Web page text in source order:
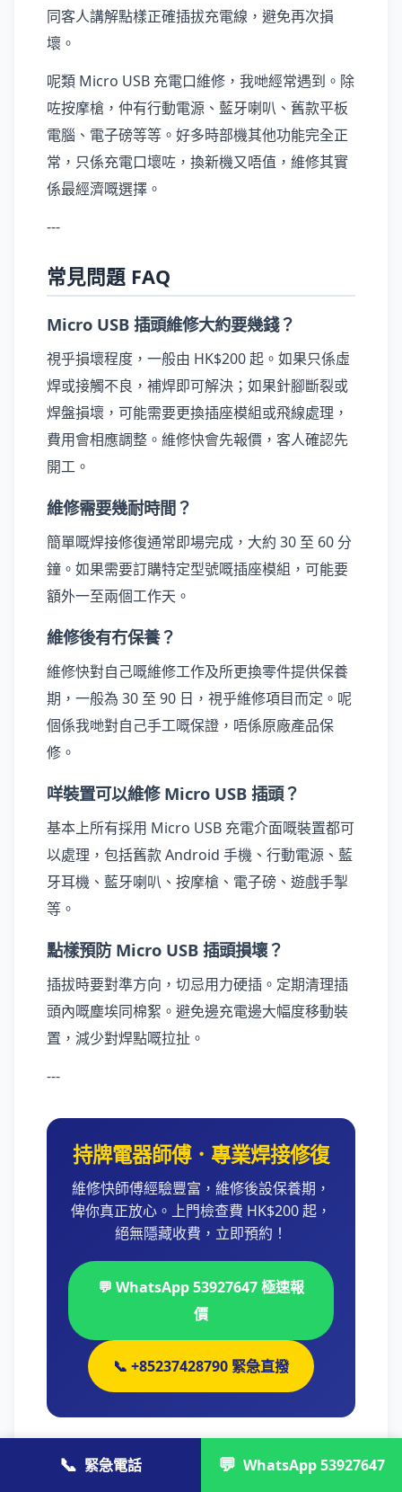
同客人講解點樣正確插拔充電線，避免再次損
壞。
呢類 Micro USB 充電口維修，我哋經常遇到。除
咗按摩槍，仲有行動電源、藍牙喇叭、舊款平板
電腦、電子磅等等。好多時部機其他功能完全正
常，只係充電口壞咗，換新機又唔值，維修其實
係最經濟嘅選擇。
---
常見問題 FAQ
Micro USB 插頭維修大約要幾錢？
視乎損壞程度，一般由 HK$200 起。如果只係虛
焊或接觸不良，補焊即可解決；如果針腳斷裂或
焊盤損壞，可能需要更換插座模組或飛線處理，
費用會相應調整。維修快會先報價，客人確認先
開工。
維修需要幾耐時間？
簡單嘅焊接修復通常即場完成，大約 30 至 60 分
鐘。如果需要訂購特定型號嘅插座模組，可能要
額外一至兩個工作天。
維修後有冇保養？
維修快對自己嘅維修工作及所更換零件提供保養
期，一般為 30 至 90 日，視乎維修項目而定。呢
個係我哋對自己手工嘅保證，唔係原廠產品保
修。
咩裝置可以維修 Micro USB 插頭？
基本上所有採用 Micro USB 充電介面嘅裝置都可
以處理，包括舊款 Android 手機、行動電源、藍
牙耳機、藍牙喇叭、按摩槍、電子磅、遊戲手掣
等。
點樣預防 Micro USB 插頭損壞？
插拔時要對準方向，切忌用力硬插。定期清理插
頭內嘅塵埃同棉絮。避免邊充電邊大幅度移動裝
置，減少對焊點嘅拉扯。
---
持牌電器師傅．專業焊接修復
維修快師傅經驗豐富，維修後設保養期，
俾你真正放心。上門檢查費 HK$200 起，
絕無隱藏收費，立即預約！
💬 WhatsApp 53927647 極速報
價
📞 +85237428790 緊急直撥
📞 緊急電話 💬 WhatsApp 53927647